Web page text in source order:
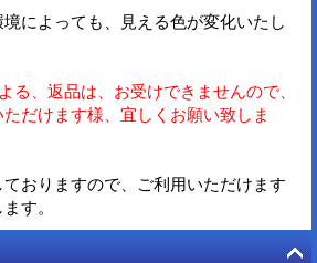
によっても、見える色が変化いたし
る、返品は、お受けできませんので、
だけます様、宜しくお願い致しま
おりますので、ご利用いただけます
す。